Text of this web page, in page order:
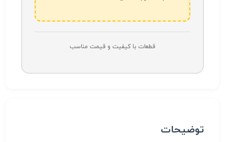
قطعات با کیفیت و قیمت مناسب
توضیحات